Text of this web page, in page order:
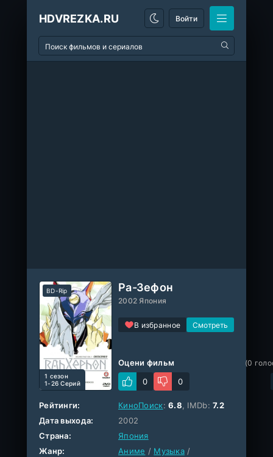
HDVREZKA.RU Войти
Ра-Зефон
2002 Япония
В избранное
BD-Rip
1 cезон
1-26 Серий
Оцени фильм
0
0
(0
Рейтинги: КиноПоиск:6.8, IMDb:7.2
Дата выхода:
2002
Страна:
Япония
Жанр:
Аниме / Музыка/